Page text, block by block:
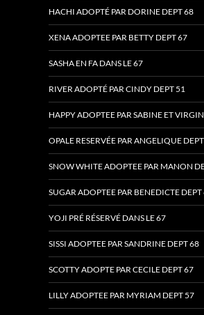
HACHI ADOPTÉ PAR DORINE DEPT 68
XENA ADOPTEE PAR BETTY DEPT 67
SASHA EN FA DANS LE 67
RIVER ADOPTÉ PAR CINDY DEPT 51
HAPPY ADOPTEE PAR SABINE ET
OPALE RESERVÉE PAR ANGELIQUE
SNOW WHITE ADOPTEE PAR MANON
SUGAR ADOPTEE PAR BENEDICTE DEPT
YOJI PRÉ RÉSERVÉ DANS LE 67
SISSI ADOPTEE PAR SANDRINE DEPT 68
SCOTTY ADOPTE PAR CECILE DEPT 67
LILLY ADOPTEE PAR MYRIAM DEPT 57